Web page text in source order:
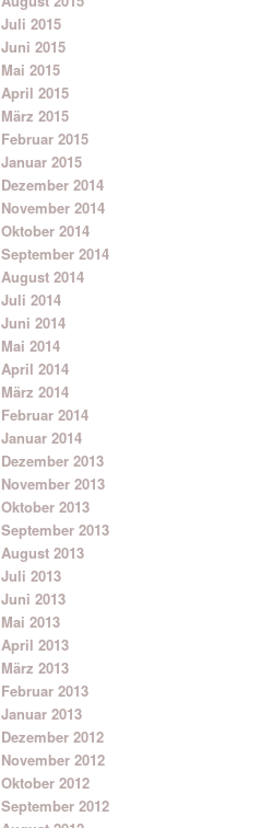
Juli 2015
Juni 2015
Mai 2015
April 2015
März 2015
Februar 2015
Januar 2015
Dezember 2014
November 2014
Oktober 2014
September 2014
August 2014
Juli 2014
Juni 2014
Mai 2014
April 2014
März 2014
Februar 2014
Januar 2014
Dezember 2013
November 2013
Oktober 2013
September 2013
August 2013
Juli 2013
Juni 2013
Mai 2013
April 2013
März 2013
Februar 2013
Januar 2013
Dezember 2012
November 2012
Oktober 2012
September 2012